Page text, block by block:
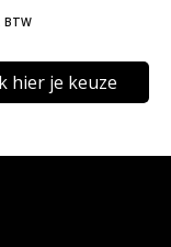
BTW
hier je keuze